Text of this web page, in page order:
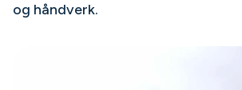
og håndverk.